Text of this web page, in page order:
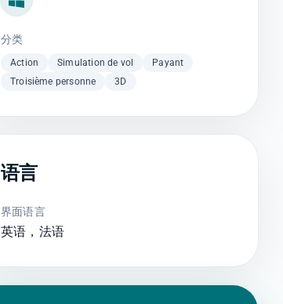
Windows
分类
Action Simulation de vol
Payant
Troisième personne
3D
语言
界面语言
英语，法语